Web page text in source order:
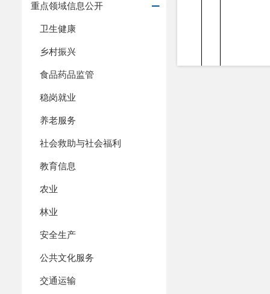
重点领域信息公开
卫生健康
乡村振兴
食品药品监管
稳岗就业
养老服务
社会救助与社会福利
教育信息
农业
林业
安全生产
公共文化服务
交通运输